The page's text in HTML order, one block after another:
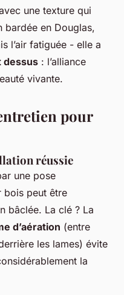
une texture qui
bardée en Douglas,
l’air fatiguée - elle a
dessus : l’alliance
vivante.
pour
réussie
une pose
bois peut être
bâclée. La clé ? La
d’aération (entre
les lames) évite
la